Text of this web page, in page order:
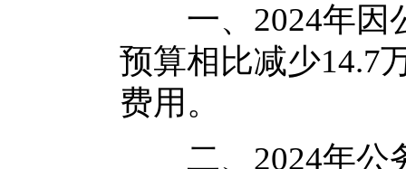
一、2024年因公
预算相比减少14.7
费用。
二、2024年公务